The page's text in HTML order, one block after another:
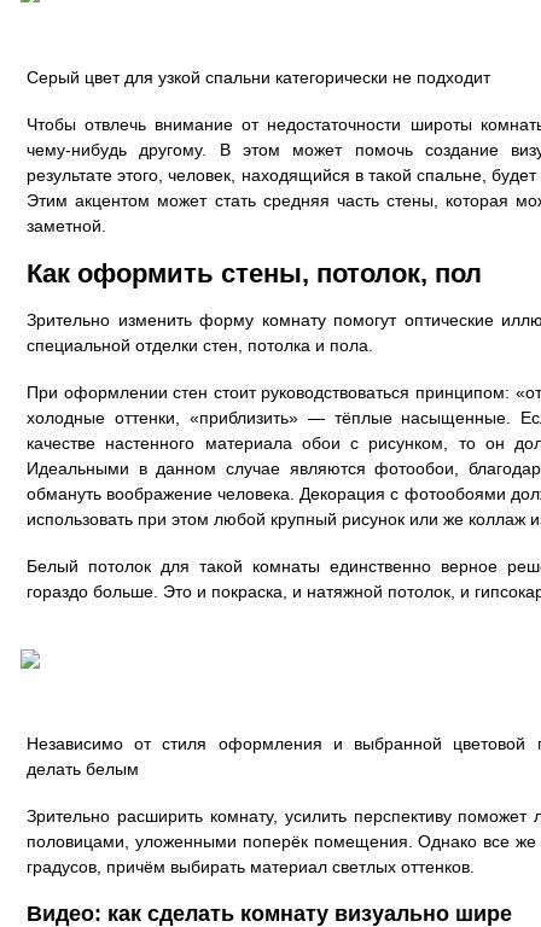
Серый цвет для узкой спальни категорически не подходит
Чтобы отвлечь внимание от недостаточности широты
чему-нибудь другому. В этом может помочь создание
результате этого, человек, находящийся в такой спальне,
Этим акцентом может стать средняя часть стены, которая
заметной.
Как оформить стены, потолок, пол
Зрительно изменить форму комнату помогут оптические
специальной отделки стен, потолка и пола.
При оформлении стен стоит руководствоваться принципом:
холодные оттенки, «приблизить» — тёплые насыщенные.
качестве настенного материала обои с рисунком, то он
Идеальными в данном случае являются фотообои,
обмануть воображение человека. Декорация с фотообоями
использовать при этом любой крупный рисунок или же коллаж
Белый потолок для такой комнаты единственно верное
гораздо больше. Это и покраска, и натяжной потолок, и
Независимо от стиля оформления и выбранной цветовой
делать белым
Зрительно расширить комнату, усилить перспективу
половицами, уложенными поперёк помещения. Однако все же
градусов, причём выбирать материал светлых оттенков.
Видео: как сделать комнату визуально шире